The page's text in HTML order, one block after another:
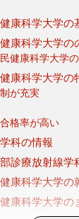
康科学大学の
康科学大学の
健康科学大学
康科学大学の
が充実
格率が高い
科の情報
診療放射線学
康科学大学の
康科学大学の